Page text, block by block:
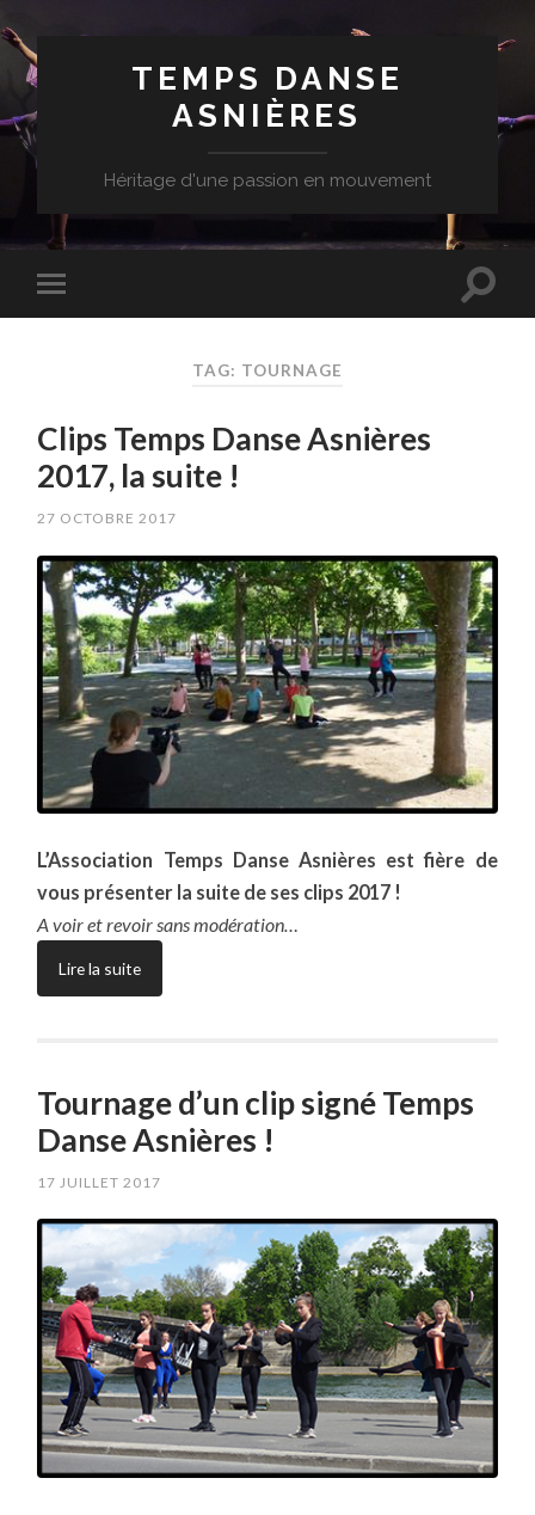
TEMPS DANSE
ASNIÈRES
Héritage d'une passion en mouvement
TAG: TOURNAGE
Clips Temps Danse Asnières
2017, la suite !
27 OCTOBRE 2017
L’Association Temps Danse Asnières est fière de
vous présenter la suite de ses clips 2017 !
A voir et revoir sans modération…
Lire la suite
Tournage d’un clip signé Temps
Danse Asnières !
17 JUILLET 2017